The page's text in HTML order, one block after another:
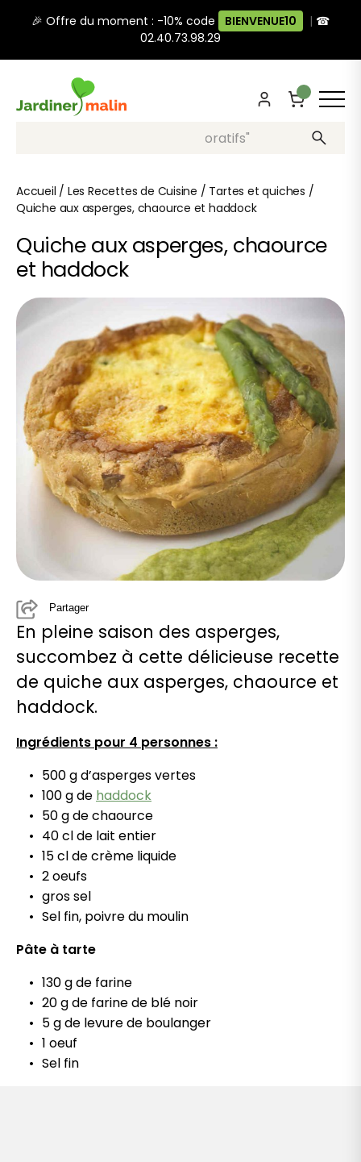
🎉 Offre du moment : -10% code BIENVENUE10 | ☎
02.40.73.98.29
Recherche, ex: "pots décoratifs"
Accueil / Les Recettes de Cuisine / Tartes et quiches /
Quiche aux asperges, chaource et haddock
Quiche aux asperges, chaource
et haddock
Partager
En pleine saison des asperges,
succombez à cette délicieuse recette
de quiche aux asperges, chaource et
haddock.
Ingrédients pour 4 personnes :
500 g d’asperges vertes
100 g de haddock
50 g de chaource
40 cl de lait entier
15 cl de crème liquide
2 oeufs
gros sel
Sel fin, poivre du moulin
Pâte à tarte
130 g de farine
20 g de farine de blé noir
5 g de levure de boulanger
1 oeuf
Sel fin